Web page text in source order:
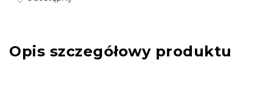
Opis szczegółowy produktu